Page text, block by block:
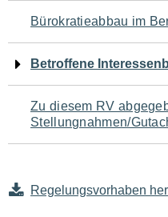
Navigation
für
den
Seiteninhalt
Bürokratieabbau im
Betroffene
Zu diesem RV
Stellungnahmen/
Regelungsvorhaben